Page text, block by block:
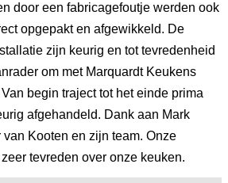
door een fabricagefoutje werden ook
opgepakt en afgewikkeld. De
zijn keurig en tot tevredenheid
om met Marquardt Keukens
begin traject tot het einde prima
afgehandeld. Dank aan Mark
Kooten en zijn team. Onze
tevreden over onze keuken.